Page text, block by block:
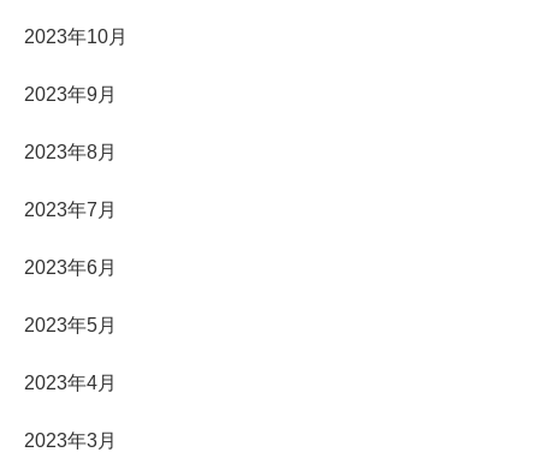
2023年10月
2023年9月
2023年8月
2023年7月
2023年6月
2023年5月
2023年4月
2023年3月